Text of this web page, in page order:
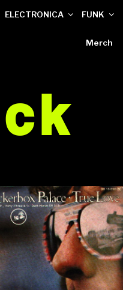
ELECTRONICA FUNK
Merch